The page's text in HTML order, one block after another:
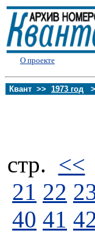
О проекте
Квант >> 1973 год
стp. <<
21 22
40 41